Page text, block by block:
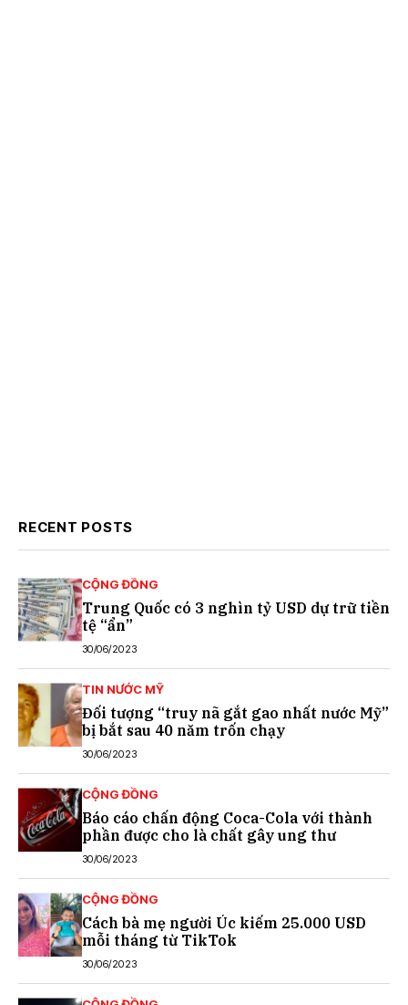
RECENT POSTS
CỘNG ĐỒNG
Trung Quốc có 3 nghìn tỷ USD dự trữ tiền
tệ “ẩn”
30/06/2023
TIN NƯỚC MỸ
Đối tượng “truy nã gắt gao nhất nước Mỹ”
bị bắt sau 40 năm trốn chạy
30/06/2023
CỘNG ĐỒNG
Báo cáo chấn động Coca-Cola với thành
phần được cho là chất gây ung thư
30/06/2023
CỘNG ĐỒNG
Cách bà mẹ người Úc kiếm 25.000 USD
mỗi tháng từ TikTok
30/06/2023